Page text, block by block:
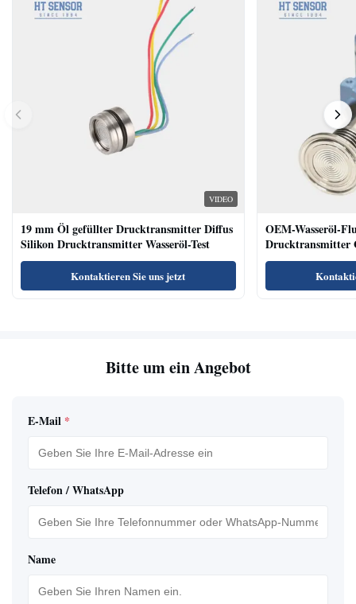
VIDEO
19 mm Öl gefüllter Drucktransmitter Diffus
Silikon Drucktransmitter Wasseröl-Test
Kontaktieren Sie uns jetzt
OEM-Wasseröl-
Drucktransmitter
Bitte um ein Angebot
E-Mail *
Telefon / WhatsApp
Name